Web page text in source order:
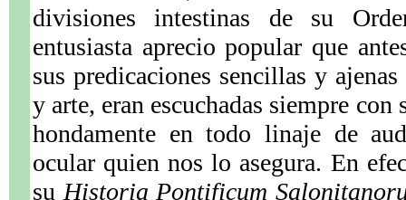
divisiones intestinas de su
entusiasta aprecio popular que
sus predicaciones sencillas y
y arte, eran escuchadas siempre
hondamente en todo linaje de
ocular quien nos lo asegura. En
su Historia Pontificum